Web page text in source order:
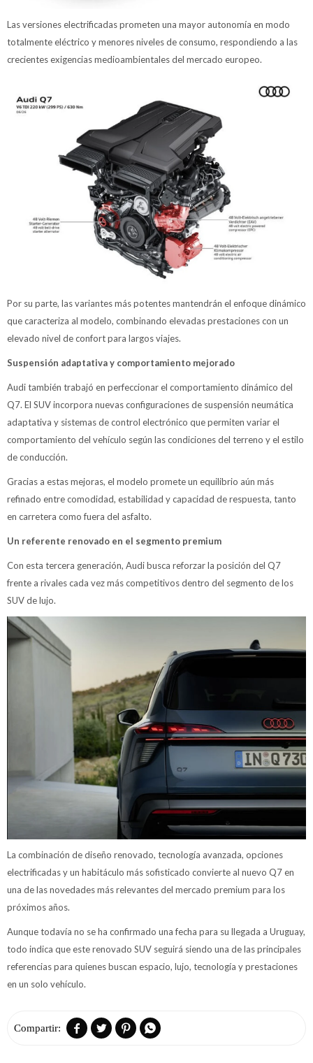
Las versiones electrificadas prometen una mayor autonomía en modo
totalmente eléctrico y menores niveles de consumo, respondiendo a las
crecientes exigencias medioambientales del mercado europeo.
Por su parte, las variantes más potentes mantendrán el enfoque dinámico
que caracteriza al modelo, combinando elevadas prestaciones con un
elevado nivel de confort para largos viajes.
Suspensión adaptativa y comportamiento mejorado
Audi también trabajó en perfeccionar el comportamiento dinámico del
Q7. El SUV incorpora nuevas configuraciones de suspensión neumática
adaptativa y sistemas de control electrónico que permiten variar el
comportamiento del vehículo según las condiciones del terreno y el estilo
de conducción.
Gracias a estas mejoras, el modelo promete un equilibrio aún más
refinado entre comodidad, estabilidad y capacidad de respuesta, tanto
en carretera como fuera del asfalto.
Un referente renovado en el segmento premium
Con esta tercera generación, Audi busca reforzar la posición del Q7
frente a rivales cada vez más competitivos dentro del segmento de los
SUV de lujo.
La combinación de diseño renovado, tecnología avanzada, opciones
electrificadas y un habitáculo más sofisticado convierte al nuevo Q7 en
una de las novedades más relevantes del mercado premium para los
próximos años.
Aunque todavía no se ha confirmado una fecha para su llegada a Uruguay,
todo indica que este renovado SUV seguirá siendo una de las principales
referencias para quienes buscan espacio, lujo, tecnología y prestaciones
en un solo vehículo.
   